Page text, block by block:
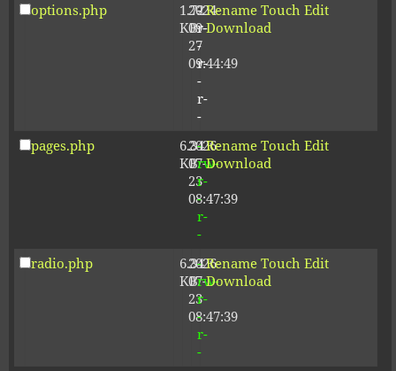
options.php
1.72
KB
2024-
09-
27
09:44:49
-
r-
-
r-
-
r-
-
Rename Touch Edit
Download
pages.php
6.34
KB
2026-
07-
23
08:47:39
-
rw-
r-
-
r-
-
Rename Touch Edit
Download
radio.php
6.34
KB
2026-
07-
23
08:47:39
-
rw-
r-
-
r-
-
Rename Touch Edit
Download